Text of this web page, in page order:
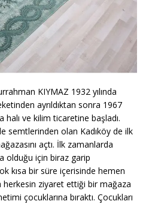
KIYMAZ 1932 yılında
ayrıldıktan sonra 1967
halı ve kilim ticaretine başladı.
semtlerinden olan Kadıköy de ilk
açtı. İlk zamanlarda
olduğu için biraz garip
kısa bir süre içerisinde hemen
ziyaret ettiği bir mağaza
çocuklarına bıraktı. Çocukları